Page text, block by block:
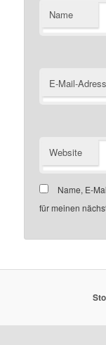
Name
E-Mail-
Website
Name, E-
für meinen